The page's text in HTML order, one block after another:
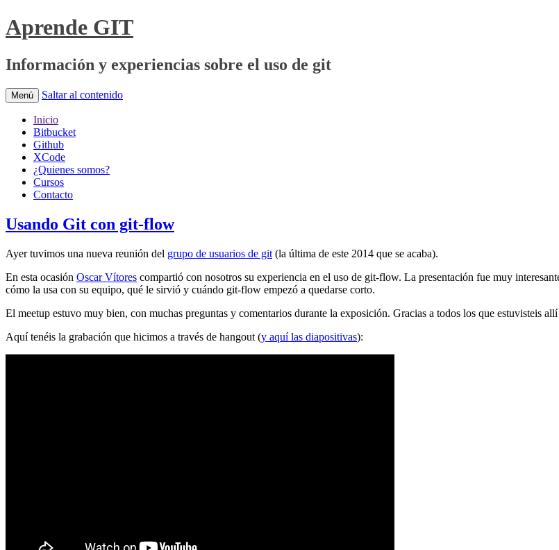
Aprende GIT
Información y experiencias sobre el uso de git
Menú Saltar al contenido
Inicio
Bitbucket
Github
XCode
¿Quienes somos?
Cursos
Contacto
Usando Git con git-flow
Ayer tuvimos una nueva reunión del grupo de usuarios de git (la última de este 2014 que se acaba).
En esta ocasión Oscar Vítores compartió con nosotros su experiencia en el uso de git-flow. La presentación fue muy
cómo la usa con su equipo, qué le sirvió y cuándo git-flow empezó a quedarse corto.
El meetup estuvo muy bien, con muchas preguntas y comentarios durante la exposición. Gracias a todos los que estuvisteis
Aquí tenéis la grabación que hicimos a través de hangout (y aquí las diapositivas):